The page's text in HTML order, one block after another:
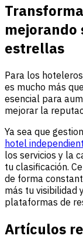
mejorando
estrellas
Para los
es mucho más
esencial para
mejorar la
Ya sea que
hotel
los servicios y la
tu clasificación.
de forma
más tu visibilidad
plataformas de
Artículos